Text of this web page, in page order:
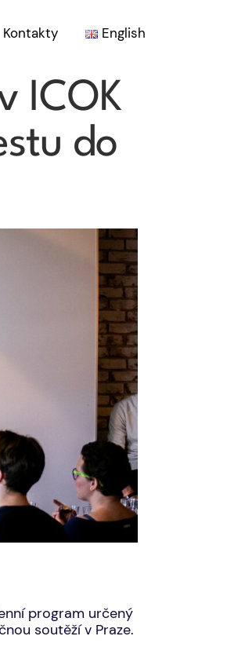
Kontakty English
ICOK
do
program určený
soutěží v Praze.